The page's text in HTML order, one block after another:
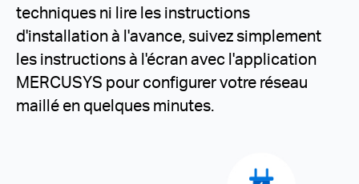
techniques ni lire les instructions
d'installation à l'avance, suivez simplement
les instructions à l'écran avec l'application
MERCUSYS pour configurer votre réseau
maillé en quelques minutes.